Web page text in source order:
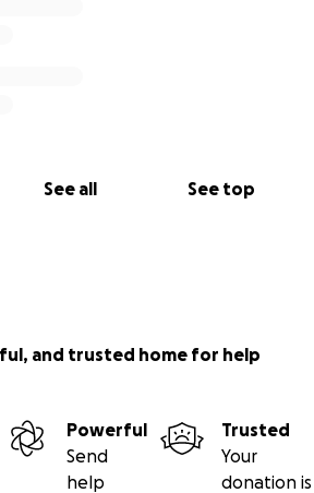
See all See top
and trusted home for help
Powerful
Send
help
Trusted
Your
donation is